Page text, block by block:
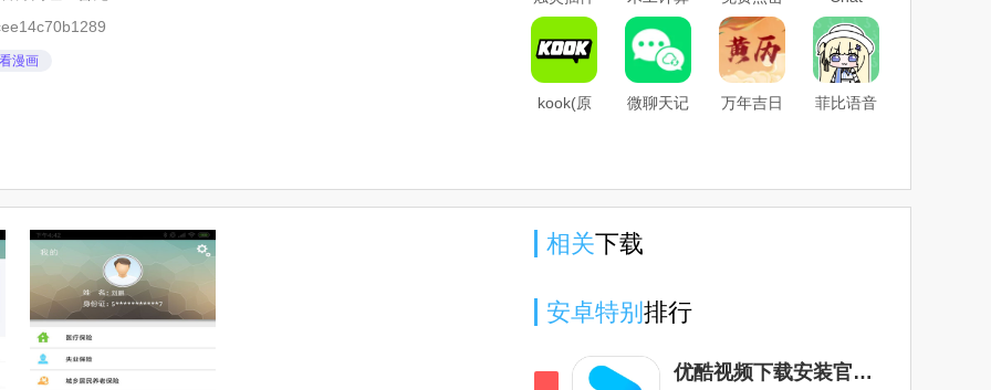
看漫画
2026官方
(木工计
算工具)
器万能连
点器(智
能触控工
具)
GC(跨国
社交软
件)
kook(原
微聊天记
万年吉日
菲比语音
相关下载
安卓特别 排行
优酷视频下载安装官方免费下载2025v11.1.71安卓版